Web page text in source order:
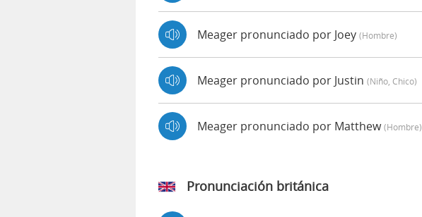
Meager pronunciado por Joey (hombre)
Meager pronunciado por Justin (niño, Chico)
Meager pronunciado por Matthew(hombre)
Pronunciación británica